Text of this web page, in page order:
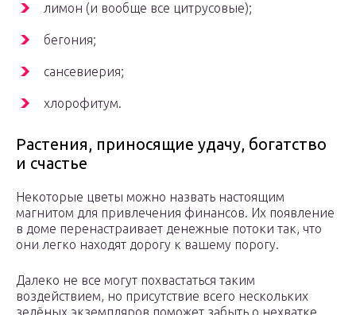
лимон (и вообще все цитрусовые);
бегония;
сансевиерия;
хлорофитум.
Растения, приносящие удачу, богатство
и счастье
Некоторые цветы можно назвать настоящим
магнитом для привлечения финансов. Их появление
в доме перенастраивает денежные потоки так, что
они легко находят дорогу к вашему порогу.
Далеко не все могут похвастаться таким
воздействием, но присутствие всего нескольких
зелёных экземпляров поможет забыть о нехватке